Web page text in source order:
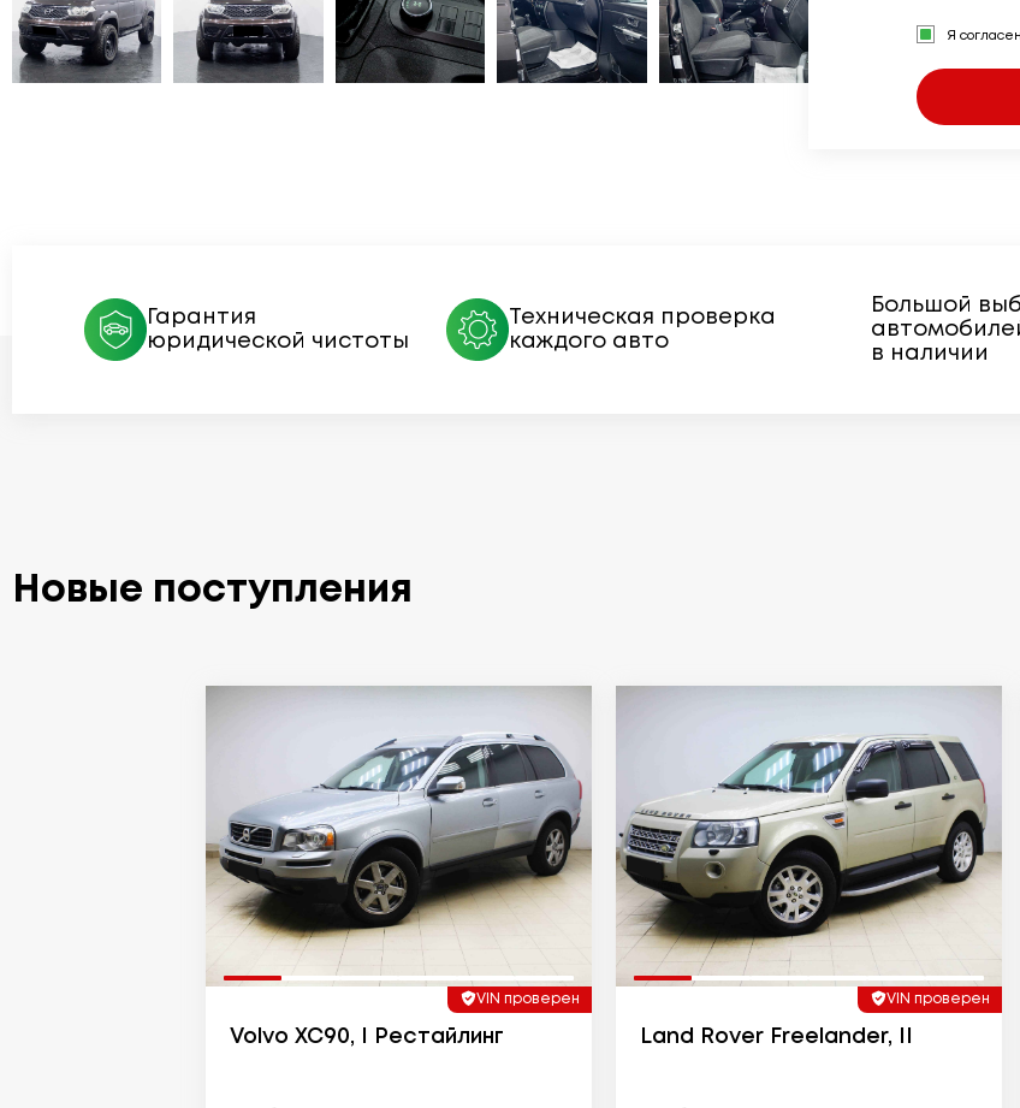
Я
Гарантия
юридической чистоты
Техническая проверка
каждого авто
Большой
в наличии
Новые поступления
VIN проверен
Volvo XC90, I Рестайлинг
VIN проверен
Land Rover Freelander, II